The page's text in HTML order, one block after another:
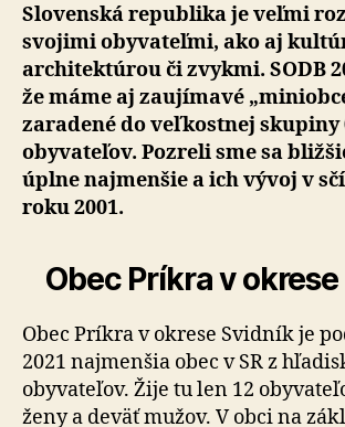
Slovenská republika je veľmi
svojimi obyvateľmi, ako aj
architektúrou či zvykmi. SODB
že máme aj zaujímavé
zaradené do veľkostnej skupiny
obyvateľov. Pozreli sme sa
úplne najmenšie a ich vývoj v
roku 2001.
Obec Príkra v
Obec Príkra v okrese Svidník je
2021 najmenšia obec v SR z
obyvateľov. Žije tu len 12
ženy a deväť mužov. V obci na